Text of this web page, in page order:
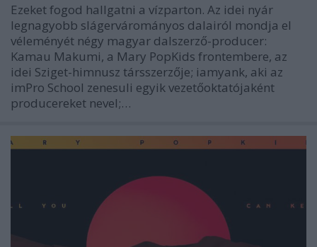
Ezeket fogod hallgatni a vízparton. Az idei nyár
legnagyobb slágervárományos dalairól mondja el
véleményét négy magyar dalszerző-producer:
Kamau Makumi, a Mary PopKids frontembere, az
idei Sziget-himnusz társszerzője; iamyank, aki az
imPro School zenesuli egyik vezetőoktatójaként
producereket nevel;…